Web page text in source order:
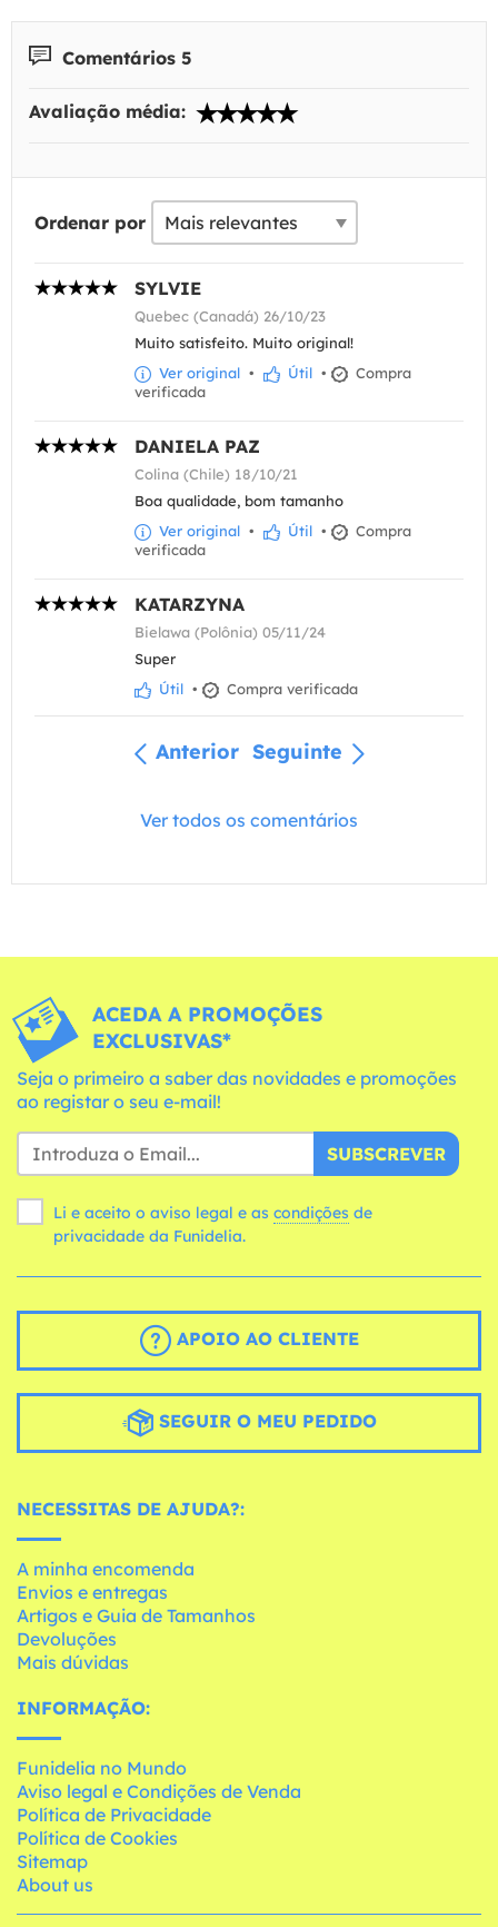
Comentários 5
Avaliação média:
Ordenar por
SYLVIE
Quebec (Canadá) 26/10/23
Muito satisfeito. Muito original!
Ver original • Útil •
Compra
verificada
DANIELA PAZ
Colina (Chile) 18/10/21
Boa qualidade, bom tamanho
Ver original • Útil •
Compra
verificada
KATARZYNA
Bielawa (Polônia) 05/11/24
Super
Útil • Compra verificada
Anterior Seguinte
Ver todos os comentários
ACEDA A PROMOÇÕES
EXCLUSIVAS*
Seja o primeiro a saber das novidades e promoções
ao registar o seu e-mail!
SUBSCREVER
Li e aceito o aviso legal e as condições
privacidade da Funidelia.
APOIO AO CLIENTE
SEGUIR O MEU PEDIDO
NECESSITAS DE AJUDA?:
A minha encomenda
Envios e entregas
Artigos e Guia de Tamanhos
Devoluções
Mais dúvidas
INFORMAÇÃO:
Funidelia no Mundo
Aviso legal e Condições de Venda
Política de Privacidade
Política de Cookies
Sitemap
About us